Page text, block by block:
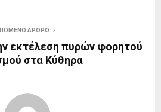
ΑΡΘΡΟ
εκτέλεση πυρών φορητού
στα Κύθηρα